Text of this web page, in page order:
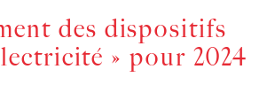
des dispositifs
» pour 2024